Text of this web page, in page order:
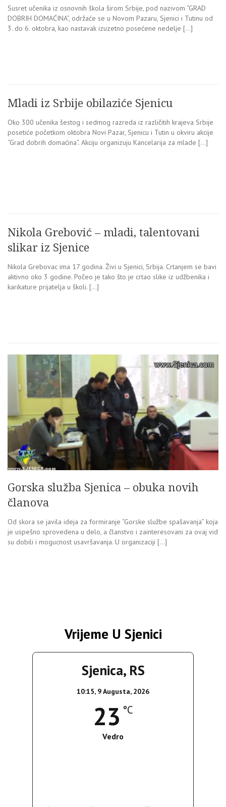
Susret učenika iz osnovnih škola širom Srbije, pod nazivom “GRAD
DOBRIH DOMAĆINA”, održaće se u Novom Pazaru, Sjenici i Tutinu od
3. do 6. oktobra, kao nastavak izuzetno posećene nedelje […]
Mladi iz Srbije obilaziće Sjenicu
Oko 300 učenika šestog i sedmog razreda iz različitih krajeva Srbije
posetiće početkom oktobra Novi Pazar, Sjenicu i Tutin u okviru akcije
“Grad dobrih domaćina“. Akciju organizuju Kancelarija za mlade […]
Nikola Grebović – mladi, talentovani
slikar iz Sjenice
Nikola Grebovac ima 17 godina. Živi u Sjenici, Srbija. Crtanjem se bavi
aktivno oko 3 godine. Počeo je tako što je crtao slike iz udžbenika i
karikature prijatelja u školi. […]
Gorska služba Sjenica – obuka novih
članova
Od skora se javila ideja za formiranje “Gorske službe spašavanja” koja
je uspešno sprovedena u delo, a članstvo i zainteresovani za ovaj vid
su dobili i mogucnost usavršavanja. U organizaciji […]
Vrijeme U Sjenici
Sjenica, RS
10:15, 9 Augusta, 2026
23 °C
Vedro